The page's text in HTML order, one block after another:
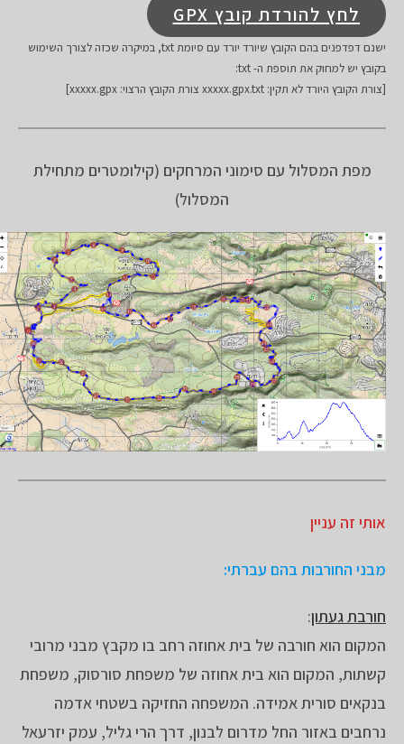
לחץ להורדת קובץ GPX
ישנם דפדפנים בהם הקובץ שיורד יורד עם סיומת txt, במיקרה שכזה לצורך השימוש
בקובץ יש למחוק את תוספת ה- txt:
[צורת הקובץ היורד לא תקין: xxxxx.gpx.txt צורת הקובץ הרצוי: xxxxx.gpx]
מפת המסלול עם סימוני המרחקים (קילומטרים מתחילת
המסלול)
אותי זה עניין
מבני החורבות בהם עברתי:
חורבת געתון:
המקום הוא חורבה של בית אחוזה רחב בו מקבץ מבני מרובי
קשתות, המקום הוא בית אחוזה של משפחת סורסוק, משפחת
בנקאים סורית אמידה. המשפחה החזיקה בשטחי אדמה
נרחבים באזור החל מדרום לבנון, דרך הרי גליל, עמק יזרעאל